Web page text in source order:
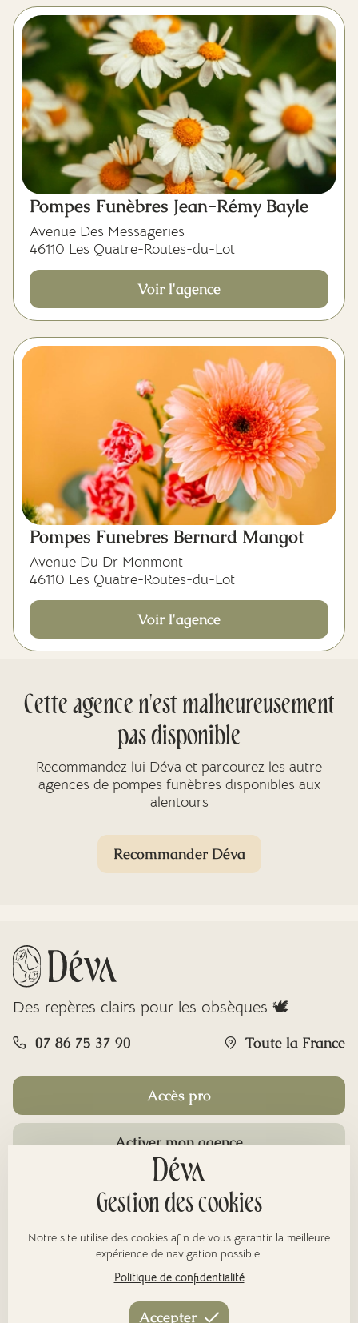
Pompes Funèbres Jean-Rémy Bayle
Avenue Des Messageries
46110 Les Quatre-Routes-du-Lot
Voir l'agence
Pompes Funebres Bernard Mangot
Avenue Du Dr Monmont
46110 Les Quatre-Routes-du-Lot
Voir l'agence
Cette agence n'est malheureusement
pas disponible
Recommandez lui Déva et parcourez les autre
agences de pompes funèbres disponibles aux
alentours
Recommander Déva
Des repères clairs pour les obsèques 🕊️
07 86 75 37 90 Toute la France
Accès pro
Activer mon agence
Gestion des cookies
Notre site utilise des cookies afin de vous garantir la meilleure
expérience de navigation possible.
Politique de confidentialité
Accepter